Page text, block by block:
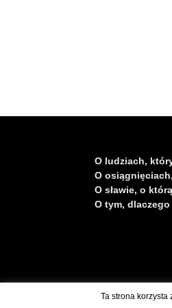
O ludziach,
O
O sławie, o
O tym,
Skontaktuj się z
Ta strona korzysta